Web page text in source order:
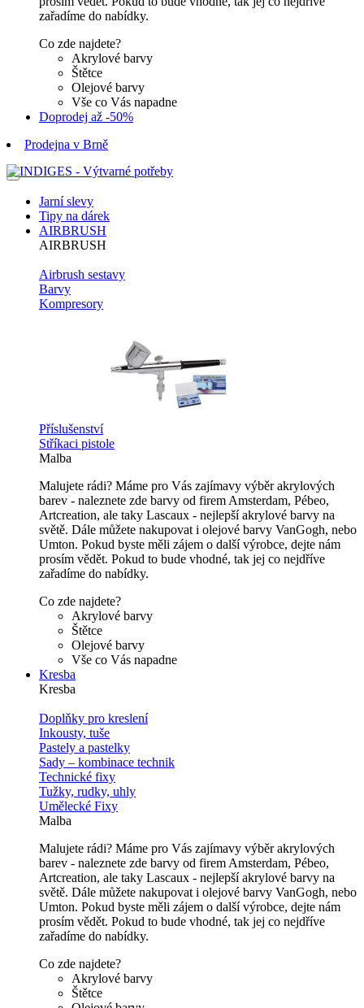
zařadíme do nabídky.
Co zde najdete?
Akrylové barvy
Štětce
Olejové barvy
Vše co Vás napadne
Doprodej až -50%
Prodejna v Brně
Jarní slevy
Tipy na dárek
AIRBRUSH
AIRBRUSH
Airbrush sestavy
Barvy
Kompresory
Příslušenství
Stříkaci pistole
Malba
Malujete rádi? Máme pro Vás zajímavy výběr akrylových
barev - naleznete zde barvy od firem Amsterdam, Pébeo,
Artcreation, ale taky Lascaux - nejlepší akrylové barvy na
světě. Dále můžete nakupovat i olejové barvy VanGogh, nebo
Umton. Pokud byste měli zájem o další výrobce, dejte nám
prosím vědět. Pokud to bude vhodné, tak jej co nejdříve
zařadíme do nabídky.
Co zde najdete?
Akrylové barvy
Štětce
Olejové barvy
Vše co Vás napadne
Kresba
Kresba
Doplňky pro kreslení
Inkousty, tuše
Pastely a pastelky
Sady – kombinace technik
Technické fixy
Tužky, rudky, uhly
Umělecké Fixy
Malba
Malujete rádi? Máme pro Vás zajímavy výběr akrylových
barev - naleznete zde barvy od firem Amsterdam, Pébeo,
Artcreation, ale taky Lascaux - nejlepší akrylové barvy na
světě. Dále můžete nakupovat i olejové barvy VanGogh, nebo
Umton. Pokud byste měli zájem o další výrobce, dejte nám
prosím vědět. Pokud to bude vhodné, tak jej co nejdříve
zařadíme do nabídky.
Co zde najdete?
Akrylové barvy
Štětce